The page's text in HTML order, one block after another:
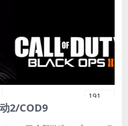
191
2/COD9